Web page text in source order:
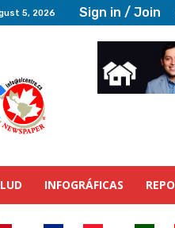
5, 2026 Sign in / Join
INFOGRÁFICAS